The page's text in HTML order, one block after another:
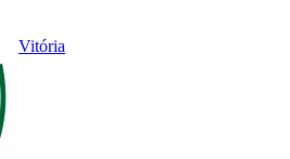
Vitória